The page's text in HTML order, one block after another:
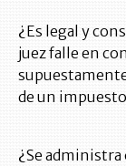
¿Es legal y
juez falle en
de un
¿Se